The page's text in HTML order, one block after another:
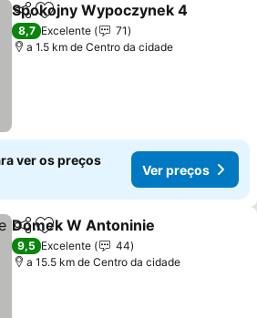
PartilharAdicionar aos favoritos
Spokojny Wypoczynek 4
8,7 Excelente
71
a 1.5 km de Centro da cidade
ver os preços
Ver preços
PartilharAdicionar aos favoritos
Domek W Antoninie
9,5 Excelente
44
a 15.5 km de Centro da cidade